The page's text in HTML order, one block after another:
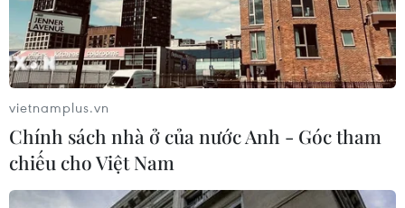
Tổng Biên tập: TRẦN TIẾN DUẨN
Phó Tổng Biên tập: NGUYỄN THỊ TÁM, KHÚC THANH
THỦY
Sở hữu trí tuệ
RSS
Hỗ trợ
vietnamplus.vn
Chính sách nhà ở của nước Anh - Góc tham
chiếu cho Việt Nam